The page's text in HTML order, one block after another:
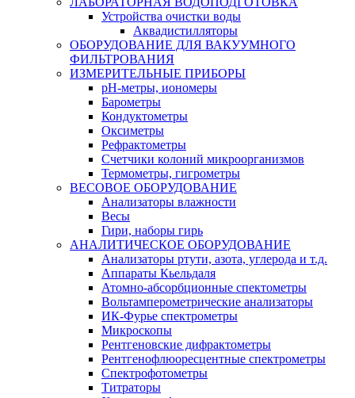
Устройства очистки воды
Аквадистилляторы
ОБОРУДОВАНИЕ ДЛЯ ВАКУУМНОГО
ФИЛЬТРОВАНИЯ
ИЗМЕРИТЕЛЬНЫЕ ПРИБОРЫ
pH-метры, иономеры
Барометры
Кондуктометры
Оксиметры
Рефрактометры
Счетчики колоний микроорганизмов
Термометры, гигрометры
ВЕСОВОЕ ОБОРУДОВАНИЕ
Анализаторы влажности
Весы
Гири, наборы гирь
АНАЛИТИЧЕСКОЕ ОБОРУДОВАНИЕ
Анализаторы ртути, азота, углерода и т.д.
Аппараты Кьельдаля
Атомно-абсорбционные спектометры
Вольтамперометрические анализаторы
ИК-Фурье спектрометры
Микроскопы
Рентгеновские дифрактометры
Рентгенофлюоресцентные спектрометры
Спектрофотометры
Титраторы